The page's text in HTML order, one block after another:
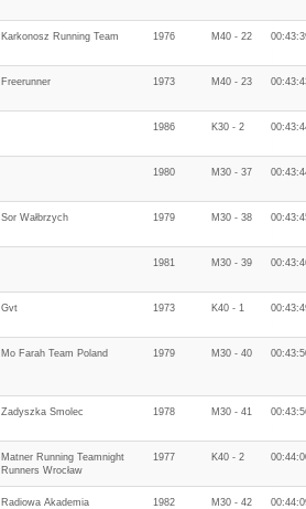
Karkonosz Running Team 1976 M40 - 22
Freerunner 1973 M40 - 23
1986 K30 - 2
1980 M30 - 37
Sor Wałbrzych 1979 M30 - 38
1981 M30 - 39
Gvt 1973 K40 - 1
Mo Farah Team Poland 1979 M30 - 40
Zadyszka Smolec 1978 M30 - 41
Matner Running Teamnight
Runners Wrocław
1977 K40 - 2
Radiowa Akademia
1982 M30 - 42